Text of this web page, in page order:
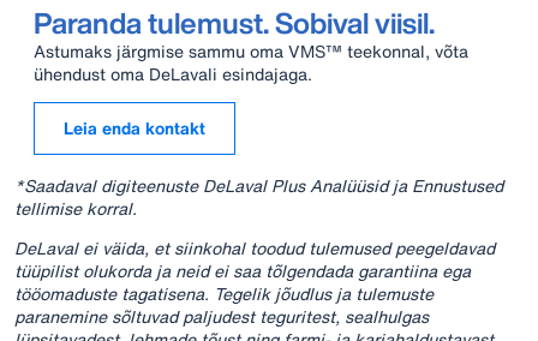
Paranda tulemust. Sobival viisil.
Astumaks järgmise sammu oma VMS™ teekonnal, võta
ühendust oma DeLavali esindajaga.
Leia enda kontakt
*Saadaval digiteenuste DeLaval Plus Analüüsid ja Ennustused
tellimise korral.
DeLaval ei väida, et siinkohal toodud tulemused peegeldavad
tüüpilist olukorda ja neid ei saa tõlgendada garantiina ega
tööomaduste tagatisena. Tegelik jõudlus ja tulemuste
paranemine sõltuvad paljudest teguritest, sealhulgas